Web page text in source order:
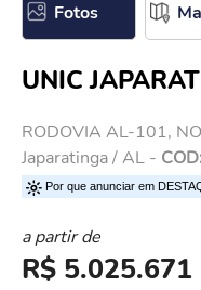
Fotos
UNIC
RODOVIA AL-101,
Japaratinga / AL -
Por que anunciar em
a partir de
R$ 5.025.671